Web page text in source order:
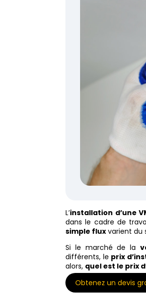
L’installation d’une
dans le cadre de
simple flux varient du
Si le marché de la
différents, le prix
alors, quel est le prix
Obtenez un devis